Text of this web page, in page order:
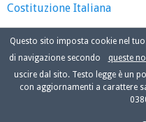
Costituzione Italiana
Questo sito imposta cookie nel
di navigazione secondo
queste
uscire dal sito. Testo legge è un
con aggiornamenti a carattere